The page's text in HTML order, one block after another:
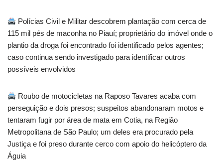
Polícias Civil e Militar descobrem plantação com cerca de
115 mil pés de maconha no Piauí; proprietário do imóvel onde o
plantio da droga foi encontrado foi identificado pelos agentes;
caso continua sendo investigado para identificar outros
possíveis envolvidos
Roubo de motocicletas na Raposo Tavares acaba com
perseguição e dois presos; suspeitos abandonaram motos e
tentaram fugir por área de mata em Cotia, na Região
Metropolitana de São Paulo; um deles era procurado pela
Justiça e foi preso durante cerco com apoio do helicóptero da
Águia